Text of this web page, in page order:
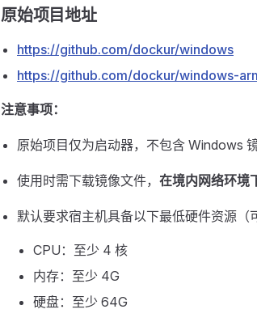
原始项目地址
https://github.com/dockur/windows
https://github.com/dockur/windows-
注意事项：
原始项目仅为启动器，不包含 Windows 镜
使用时需下载镜像文件， 在境内网络环境
默认要求宿主机具备以下最低硬件资源（
CPU：至少 4 核
内存：至少 4G
硬盘：至少 64G